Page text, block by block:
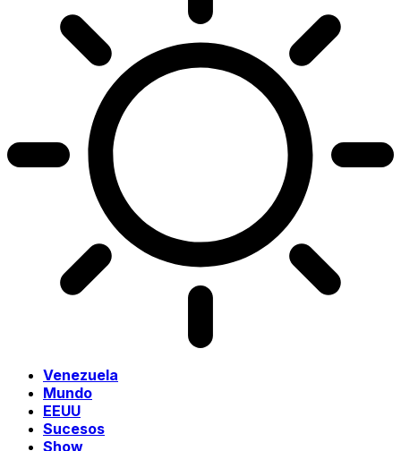
Venezuela
Mundo
EEUU
Sucesos
Show